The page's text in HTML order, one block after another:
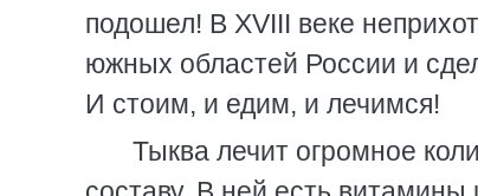
подошел! В XVIII веке
южных областей России и
И стоим, и едим, и лечимся!
Тыква лечит огромное